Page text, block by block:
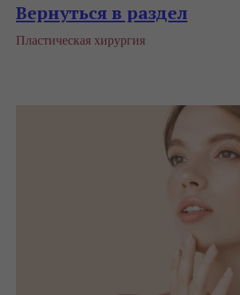
Вернуться в раздел
Пластическая хирургия